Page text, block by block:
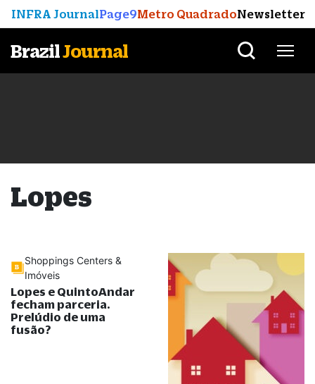
INFRA JournalPage9Metro QuadradoNewsletter
BrazilJournal
Lopes
Shoppings Centers &
Imóveis
Lopes e QuintoAndar
fecham parceria.
Prelúdio de uma
fusão?